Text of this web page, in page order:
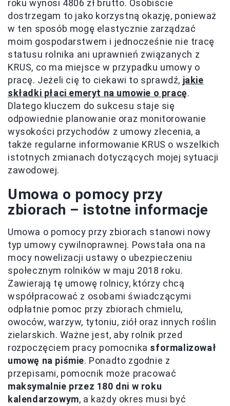
roku wynosi 4806 zł brutto. Osobiście
dostrzegam to jako korzystną okazję, ponieważ
w ten sposób mogę elastycznie zarządzać
moim gospodarstwem i jednocześnie nie tracę
statusu rolnika ani uprawnień związanych z
KRUS, co ma miejsce w przypadku umowy o
pracę. Jeżeli cię to ciekawi to sprawdź, jakie
składki płaci emeryt na umowie o pracę.
Dlatego kluczem do sukcesu staje się
odpowiednie planowanie oraz monitorowanie
wysokości przychodów z umowy zlecenia, a
także regularne informowanie KRUS o wszelkich
istotnych zmianach dotyczących mojej sytuacji
zawodowej.
Umowa o pomocy przy
zbiorach – istotne informacje
Umowa o pomocy przy zbiorach stanowi nowy
typ umowy cywilnoprawnej. Powstała ona na
mocy nowelizacji ustawy o ubezpieczeniu
społecznym rolników w maju 2018 roku.
Zawierają tę umowę rolnicy, którzy chcą
współpracować z osobami świadczącymi
odpłatnie pomoc przy zbiorach chmielu,
owoców, warzyw, tytoniu, ziół oraz innych roślin
zielarskich. Ważne jest, aby rolnik przed
rozpoczęciem pracy pomocnika sformalizował
umowę na piśmie. Ponadto zgodnie z
przepisami, pomocnik może pracować
maksymalnie przez 180 dni w roku
kalendarzowym, a każdy okres musi być